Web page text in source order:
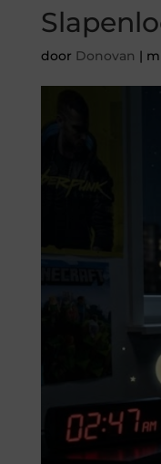
door Donovan |